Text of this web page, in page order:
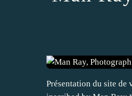
Présentation du site de